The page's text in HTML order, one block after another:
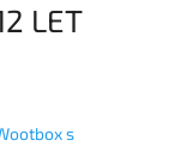
LET
s